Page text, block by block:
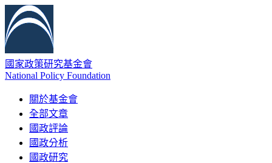
國家政策研究基金會
National Policy Foundation
關於基金會
全部文章
國政評論
國政分析
國政研究